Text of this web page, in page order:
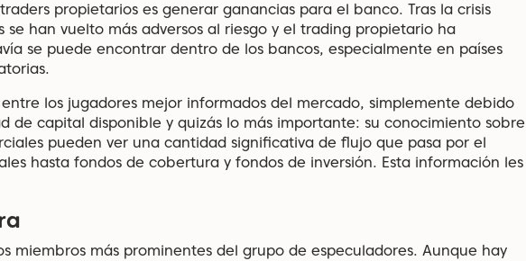
propietarios es generar ganancias para el banco. Tras la crisis
han vuelto más adversos al riesgo y el trading propietario ha
se puede encontrar dentro de los bancos, especialmente en países
los jugadores mejor informados del mercado, simplemente debido
de capital disponible y quizás lo más importante: su conocimiento sobre
pueden ver una cantidad significativa de flujo que pasa por el
hasta fondos de cobertura y fondos de inversión. Esta información les
miembros más prominentes del grupo de especuladores. Aunque hay